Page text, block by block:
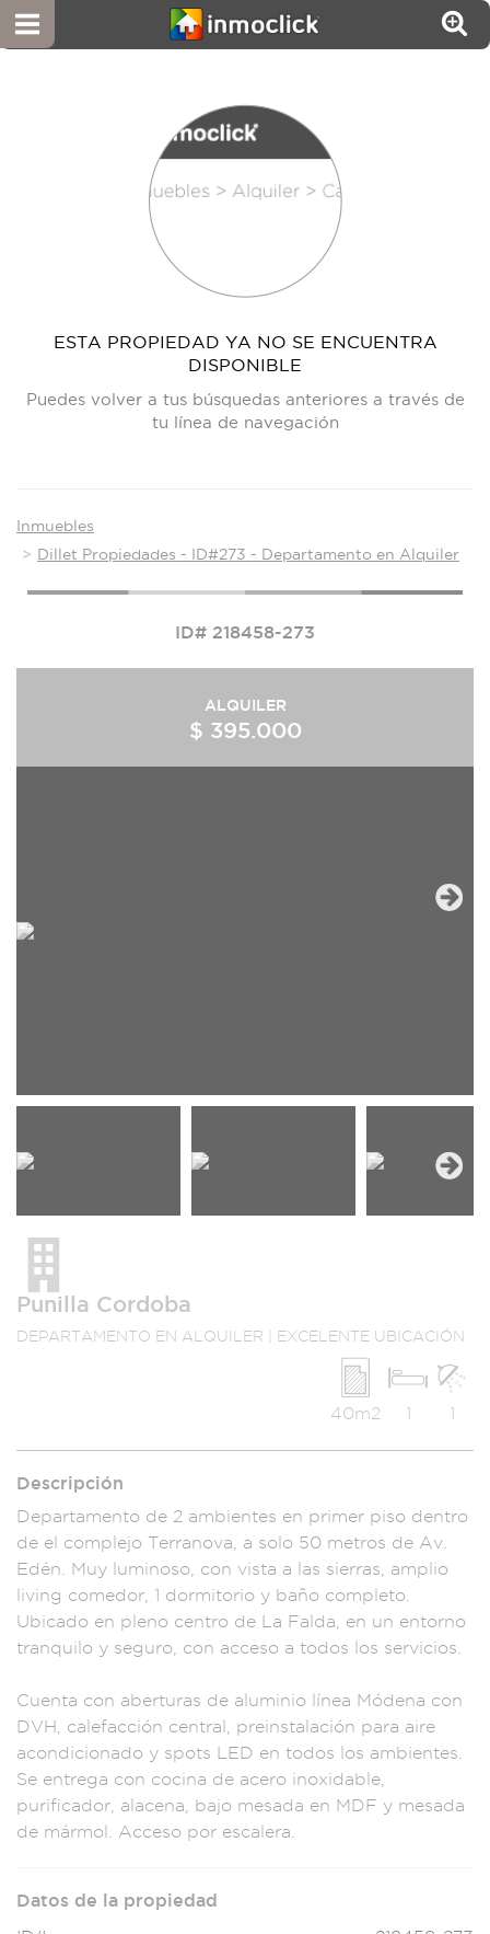
ESTA PROPIEDAD YA NO SE ENCUENTRA
DISPONIBLE
Puedes volver a tus búsquedas anteriores a través de
tu línea de navegación
Inmuebles
Dillet Propiedades - ID#273 - Departamento en Alquiler
ID# 218458-273
ALQUILER
$ 395.000
Punilla Cordoba
DEPARTAMENTO EN ALQUILER | EXCELENTE UBICACIÓN
1
1
40m2
Descripción
Departamento de 2 ambientes en primer piso dentro
de el complejo Terranova, a solo 50 metros de Av.
Edén. Muy luminoso, con vista a las sierras , amplio
living comedor, 1 dormitorio y baño completo.
Ubicado en p leno centro de La Falda, en un entorno
tranquilo y seguro, con acceso a todos los servicios.
Cuenta con aberturas de aluminio línea Módena con
DVH, calefacción central, preinstalación para aire
acondicionado y spots LED en todos los ambientes.
Se entrega con cocina de acero inoxidable,
purificador, alacena, bajo mesada en MDF y mesada
de mármol. Acceso por escalera.
Datos de la propiedad